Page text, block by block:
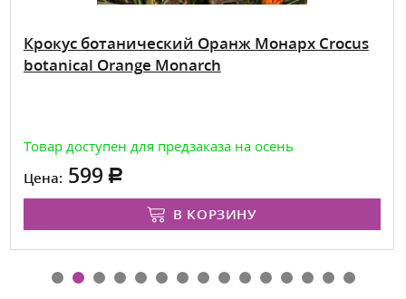
Крокус ботанический Оранж Монарх Crocus
botanical Orange Monarch
Товар доступен для предзаказа на осень
Цена: 599
В КОРЗИНУ